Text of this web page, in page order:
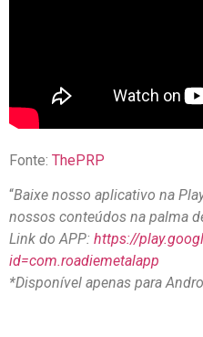
Fonte: ThePRP
“Baixe nosso aplicativo na
nossos conteúdos na palma
Link do APP: https://
id=com.roadiemetalapp
*Disponível apenas para